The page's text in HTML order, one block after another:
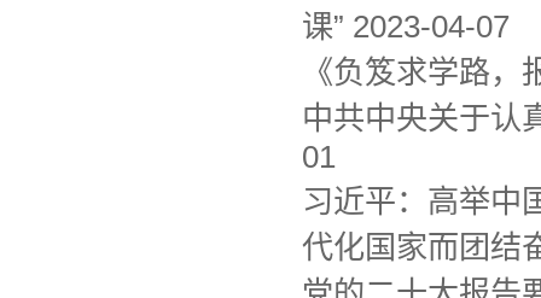
课” 2023-04-07
《负笈求学路
中共中央关于认
01
习近平：高举中
代化国家而团